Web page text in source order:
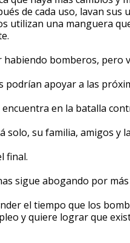
de cada uso, lavan
utilizan una manguera
habiendo bomberos, pero
podrían apoyar a las
encuentra en la batalla
solo, su familia, amigos y
final.
sigue abogando por más
el tiempo que los
y quiere lograr que